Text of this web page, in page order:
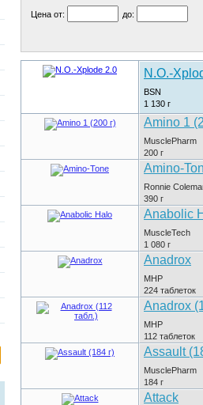
Цена от: до:
N.O.-
BSN
1 130 г
Amino 1
MusclePharm
200 г
Amino-
Ronnie
390 г
Anabolic
MuscleTech
1 080 г
Anadrox
MHP
224 таблеток
Anadrox
MHP
112 таблеток
Assault
MusclePharm
184 г
Attack